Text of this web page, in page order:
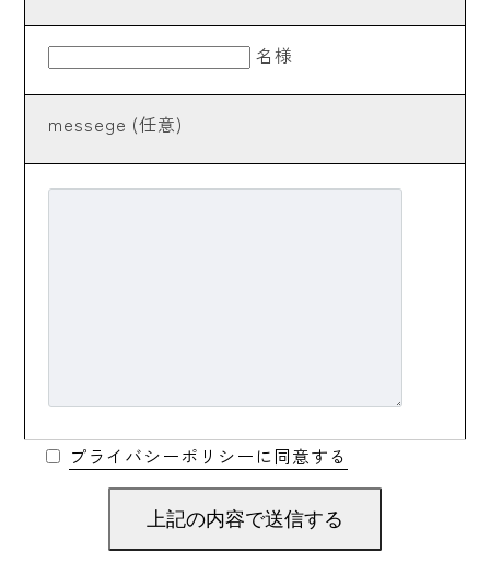
あんなこと、そんなこと
プロデュースユニット
早瀬とkimkoのユニット
名様
messege (任意)
プライバシーポリシー に同意する